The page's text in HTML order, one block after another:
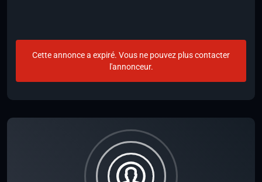
Cette annonce a expiré. Vous ne pouvez plus contacter
l'annonceur.